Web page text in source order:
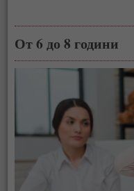
От 6 до 8 години